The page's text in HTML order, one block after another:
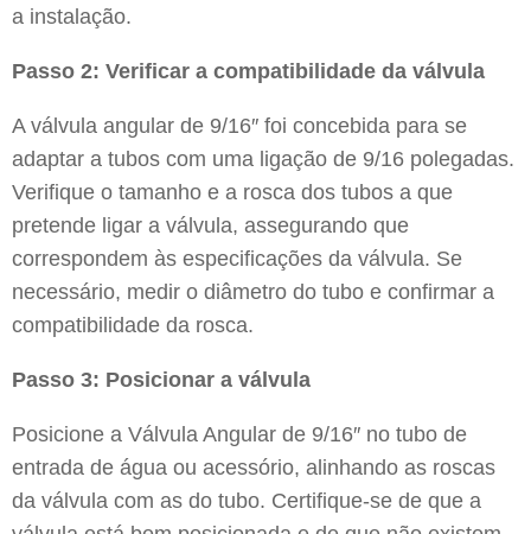
a instalação.
Passo 2: Verificar a compatibilidade da válvula
A válvula angular de 9/16″ foi concebida para se
adaptar a tubos com uma ligação de 9/16 polegadas.
Verifique o tamanho e a rosca dos tubos a que
pretende ligar a válvula, assegurando que
correspondem às especificações da válvula. Se
necessário, medir o diâmetro do tubo e confirmar a
compatibilidade da rosca.
Passo 3: Posicionar a válvula
Posicione a Válvula Angular de 9/16″ no tubo de
entrada de água ou acessório, alinhando as roscas
da válvula com as do tubo. Certifique-se de que a